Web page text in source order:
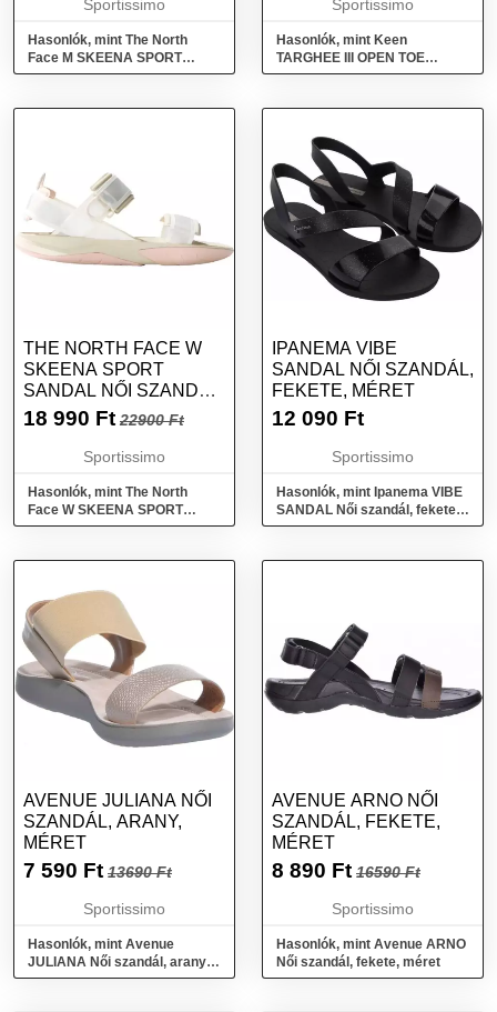
Sportissimo
Hasonlók, mint The North
Face M SKEENA SPORT
SANDAL Férfi szandál, fekete,
Sportissimo
Hasonlók, mint Keen
TARGHEE III OPEN TOE
SANDAL Férfi szandál,
THE NORTH FACE W
SKEENA SPORT
SANDAL NŐI SZANDÁL,
BÉZS, MÉRET 39
18 990 Ft 22900 Ft
Sportissimo
Hasonlók, mint The North
Face W SKEENA SPORT
SANDAL Női szandál, bézs,
IPANEMA VIBE
SANDAL NŐI SZANDÁL,
FEKETE, MÉRET
12 090 Ft
Sportissimo
Hasonlók, mint Ipanema VIBE
SANDAL Női szandál, fekete,
méret
AVENUE JULIANA NŐI
SZANDÁL, ARANY,
MÉRET
7 590 Ft 13690 Ft
Sportissimo
Hasonlók, mint Avenue
JULIANA Női szandál, arany,
méret
AVENUE ARNO NŐI
SZANDÁL, FEKETE,
MÉRET
8 890 Ft 16590 Ft
Sportissimo
Hasonlók, mint Avenue ARNO
Női szandál, fekete, méret